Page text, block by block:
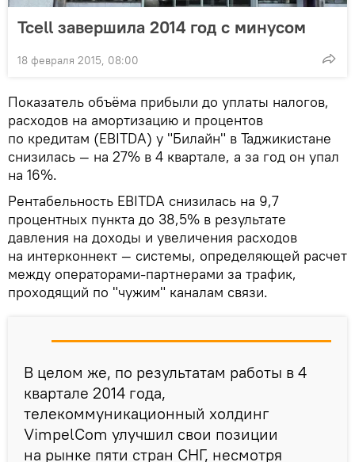
Tcell завершила 2014 год с минусом
18 февраля 2015, 08:00
Показатель объёма прибыли до уплаты налогов,
расходов на амортизацию и процентов
по кредитам (EBITDA) у "Билайн" в Таджикистане
снизилась — на 27% в 4 квартале, а за год он упал
на 16%.
Рентабельность EBITDA снизилась на 9,7
процентных пункта до 38,5% в результате
давления на доходы и увеличения расходов
на интерконнект — системы, определяющей расчет
между операторами-партнерами за трафик,
проходящий по "чужим" каналам связи.
В целом же, по результатам работы в 4
квартале 2014 года,
телекоммуникационный холдинг
VimpelCom улучшил свои позиции
на рынке пяти стран СНГ, несмотря